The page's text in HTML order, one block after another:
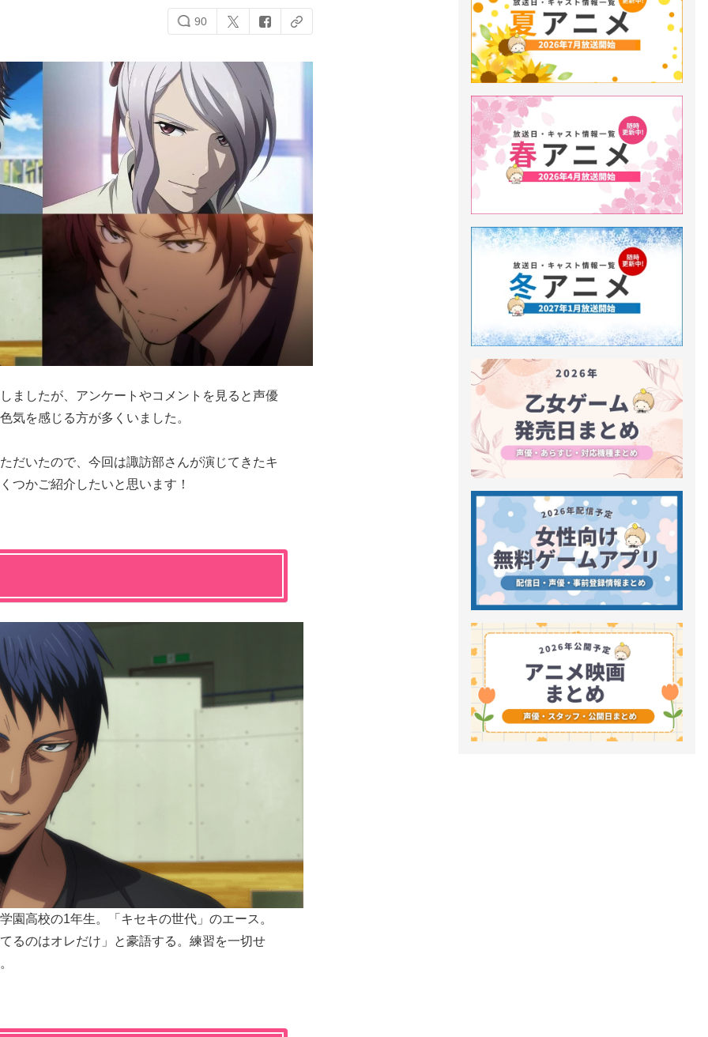
90
しましたが、アンケートやコメントを見ると声優
気を感じる方が多くいました。
だいたので、今回は諏訪部さんが演じてきたキ
つかご紹介したいと思います！
園高校の1年生。「キセキの世代」のエース。
るのはオレだけ」と豪語する。練習を一切せ